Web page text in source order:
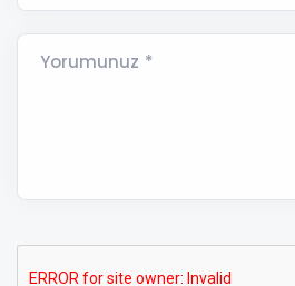
Yorumunuz *